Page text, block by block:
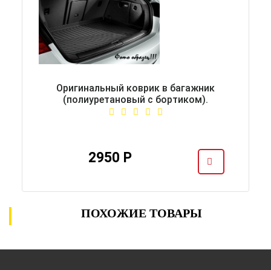
Оригинальный коврик в багажник
(полиуретановый с бортиком).
2950 Р
ПОХОЖИЕ ТОВАРЫ